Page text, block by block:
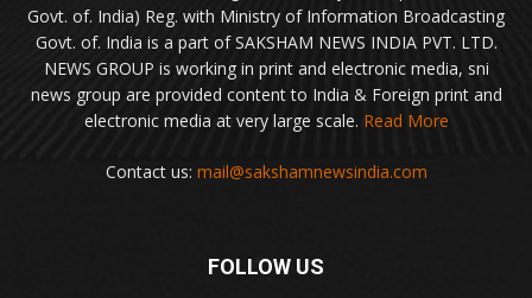
Govt. of. India) Reg. with Ministry of Information Broadcasting
Govt. of. India is a part of SAKSHAM NEWS INDIA PVT. LTD.
NEWS GROUP is working in print and electronic media, sni
news group are provided content to India & Foreign print and
electronic media at very large scale. Read More
Contact us: mail@sakshamnewsindia.com
FOLLOW US